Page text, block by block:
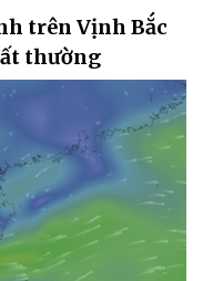
trên Vịnh Bắc
thường